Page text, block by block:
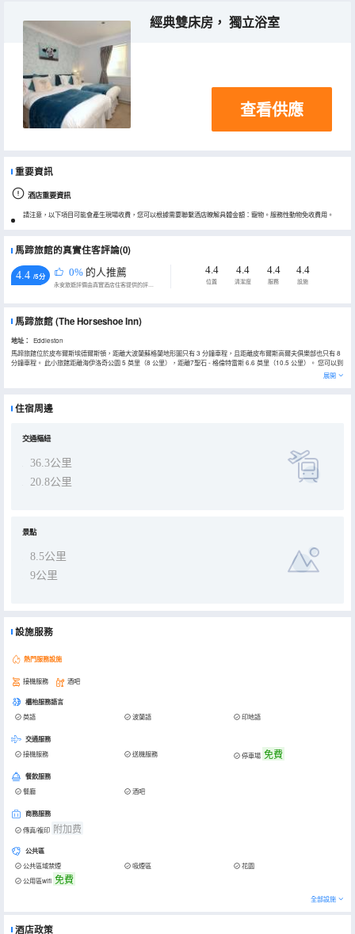
經典雙床房， 獨立浴室
查看供應
重要資訊
酒店重要資訊
請注意，以下項目可能會產生現場收費，您可以根據需要聯繫酒店瞭解具體金額：寵物。服務性動物免收費用。
馬蹄旅館的真實住客評論(0)
4.4 /5分 0% 的人推薦
永安旅遊評價由真實酒店住客提供的評價。
4.4
位置
4.4
清潔度
4.4
服務
4.4
設施
馬蹄旅館(The Horseshoe Inn)
地址：
Eddleston
馬蹄旅館位於皮布爾斯埃德爾斯頓，距離大波蘭蘇格蘭地形圖只有 3 分鐘車程，且距離皮布爾斯高爾夫俱樂部也只有 8
分鐘車程。 此小旅館距離海伊洛奇公園 5 英里（8 公里），距離7聖石 - 格倫特雷斯 6.6 英里（10.5 公里）。 您可以到
餐廳享用一頓美餐；也可去旅館的咖啡館吃些點心。 特色服務/設施包括免費高速有線上網和多語言服務。酒店提供免費
展開
住宿周邊
交通樞紐
36.3公里
20.8公里
景點
8.5公里
9公里
設施服務
熱門服務設施
接機服務 酒吧
櫃枱服務語言
英語 波蘭語 印地語
交通服務
接機服務 送機服務 停車場 免費
餐飲服務
餐廳 酒吧
商務服務
傳真/複印 附加费
公共區
公共區域禁煙 吸煙區
花園
公用區wifi 免費
全部設施
酒店政策